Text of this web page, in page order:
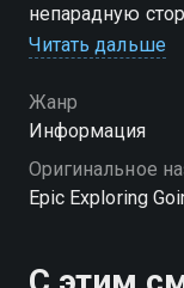
непарадную
маршрутов
Посмотреть
Спроси у
бесплатно в
Читать дальше
Жанр
Информация
Оригинальное
Epic Exploring